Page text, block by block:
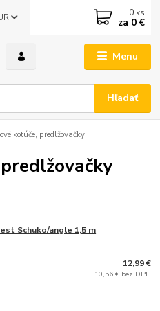
Menu
Hľadať
0 ks
za 0 €
kotúče, predlžovačky
Schuko/angle 1,5 m
12,99 €
10,56 € bez DPH